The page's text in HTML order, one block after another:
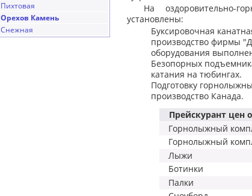
Пихтовая
Орехов Камень
Снежная
На оздоровительно-
установлены:
Буксировочная
производство фирмы
оборудования
Безопорных
катания на тюбингах.
Подготовку
производство Канада.
Прейскурант цен
Горнолыжный
Горнолыжный
Лыжи
Ботинки
Палки